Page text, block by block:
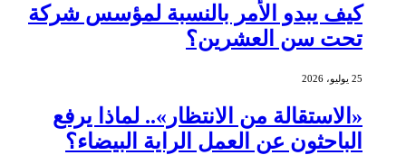
كيف يبدو الأمر بالنسبة لمؤسس شركة
تحت سن العشرين؟
25 يوليو، 2026
«الاستقالة من الانتظار».. لماذا يرفع
الباحثون عن العمل الراية البيضاء؟